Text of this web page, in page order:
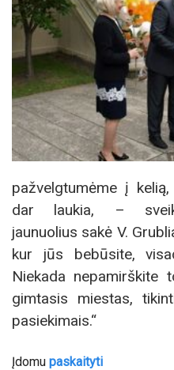
pažvelgtumėme į
dar laukia, –
jaunuolius sakė V.
kur jūs bebūsite,
Niekada nepamirškite
gimtasis miestas,
pasiekimais.“
Įdomu paskaityti